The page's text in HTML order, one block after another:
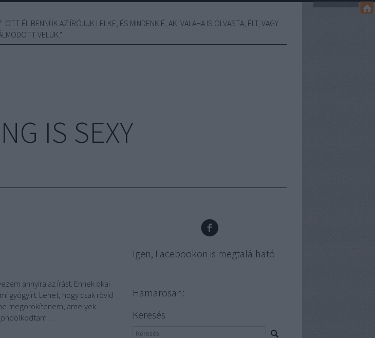
ÉL BENNÜK AZ ÍRÓJUK LELKE, ÉS MINDENKIÉ, AKI VALAHA IS OLVASTA, ÉLT, VAGY
VELÜK."
IS SEXY
annyira az írást. Ennek okai
gyógyírt. Lehet, hogy csak rövid
megörökítenem, amelyek
Igen, Facebookon is megtalálható
Hamarosan:
Keresés